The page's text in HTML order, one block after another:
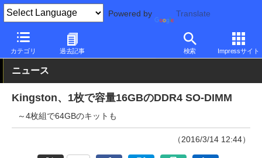
Powered by Translate
カテゴリ 過去記事 検索 Impressサイト
PC Watch 半導体/周辺機器
ニュース
Kingston、1枚で容量16GBのDDR4 SO-DIMM
～4枚組で64GBのキットも
（2016/3/14 12:44）